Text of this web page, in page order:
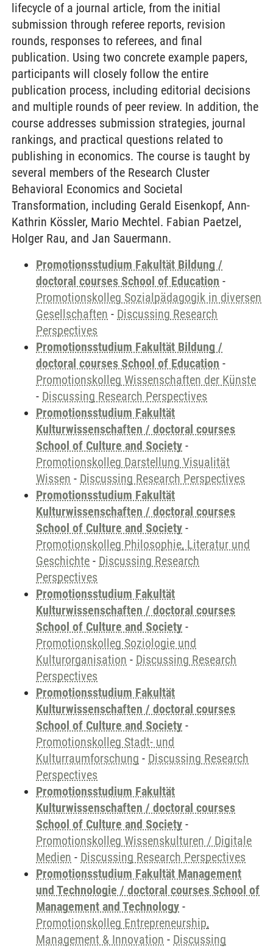
lifecycle of a journal article, from the initial
submission through referee reports, revision
rounds, responses to referees, and final
publication. Using two concrete example papers,
participants will closely follow the entire
publication process, including editorial decisions
and multiple rounds of peer review. In addition, the
course addresses submission strategies, journal
rankings, and practical questions related to
publishing in economics. The course is taught by
several members of the Research Cluster
Behavioral Economics and Societal
Transformation, including Gerald Eisenkopf, Ann-
Kathrin Kössler, Mario Mechtel. Fabian Paetzel,
Holger Rau, and Jan Sauermann.
Promotionsstudium Fakultät Bildung /
doctoral courses School of Education -
Promotionskolleg Sozialpädagogik in diversen
Gesellschaften - Discussing Research
Perspectives
Promotionsstudium Fakultät Bildung /
doctoral courses School of Education -
Promotionskolleg Wissenschaften der Künste
- Discussing Research Perspectives
Promotionsstudium Fakultät
Kulturwissenschaften / doctoral courses
School of Culture and Society -
Promotionskolleg Darstellung Visualität
Wissen - Discussing Research Perspectives
Promotionsstudium Fakultät
Kulturwissenschaften / doctoral courses
School of Culture and Society -
Promotionskolleg Philosophie, Literatur und
Geschichte - Discussing Research
Perspectives
Promotionsstudium Fakultät
Kulturwissenschaften / doctoral courses
School of Culture and Society -
Promotionskolleg Soziologie und
Kulturorganisation - Discussing Research
Perspectives
Promotionsstudium Fakultät
Kulturwissenschaften / doctoral courses
School of Culture and Society -
Promotionskolleg Stadt- und
Kulturraumforschung - Discussing Research
Perspectives
Promotionsstudium Fakultät
Kulturwissenschaften / doctoral courses
School of Culture and Society -
Promotionskolleg Wissenskulturen / Digitale
Medien - Discussing Research Perspectives
Promotionsstudium Fakultät Management
und Technologie / doctoral courses School of
Management and Technology -
Promotionskolleg Entrepreneurship,
Management & Innovation - Discussing